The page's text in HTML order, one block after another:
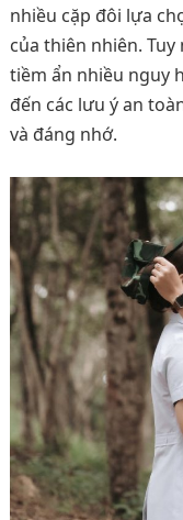
nhiều cặp đôi lựa
của thiên nhiên.
tiềm ẩn nhiều nguy
đến các lưu ý an
và đáng nhớ.